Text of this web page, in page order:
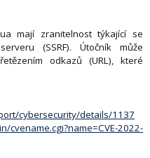
mají zranitelnost týkající se
(SSRF). Útočník může
odkazů (URL), které
cybersecurity/details/1137
cvename.cgi?name=CVE-2022-